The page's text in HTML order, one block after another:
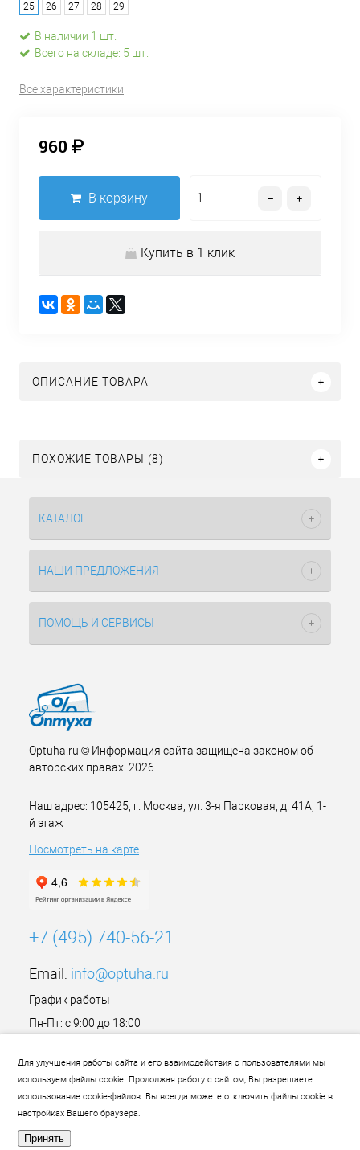
25 26 27 28 29
В наличии 1 шт.
Всего на складе: 5 шт.
Все характеристики
960
В корзину
Купить в 1 клик
ОПИСАНИЕ ТОВАРА
ПОХОЖИЕ ТОВАРЫ (8)
Для улучшения работы сайта и его взаимодействия с пользователями мы
используем файлы cookie. Продолжая работу с сайтом, Вы разрешаете
использование cookie-файлов. Вы всегда можете отключить файлы cookie в
настройках Вашего браузера.
Принять
КАТАЛОГ
НАШИ ПРЕДЛОЖЕНИЯ
ПОМОЩЬ И СЕРВИСЫ
Optuha.ru © Информация сайта защищена законом об
авторских правах. 2026
Наш адрес: 105425, г. Москва, ул. 3-я Парковая, д. 41А, 1-
й этаж
Посмотреть на карте
+7 (495) 740-56-21
Email: info@optuha.ru
График работы
Пн-Пт: с 9:00 до 18:00